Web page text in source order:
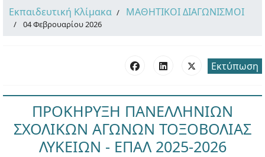
Εκπαιδευτική Κλίμακα ΜΑΘΗΤΙΚΟΙ ΔΙΑΓΩΝΙΣΜΟΙ
04 Φεβρουαρίου 2026
Εκτύπωση
ΠΡΟΚΗΡΥΞΗ ΠΑΝΕΛΛΗΝΙΩΝ
ΣΧΟΛΙΚΩΝ ΑΓΩΝΩΝ ΤΟΞΟΒΟΛΙΑΣ
ΛΥΚΕΙΩΝ - ΕΠΑΛ 2025-2026